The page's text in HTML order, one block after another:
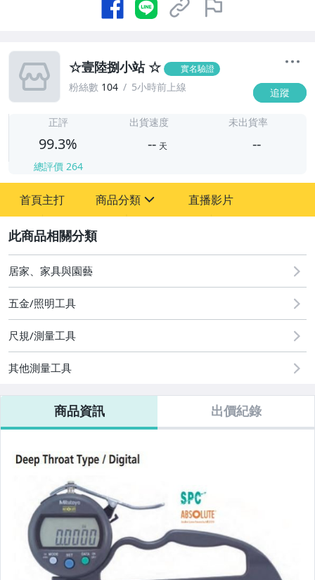
☆壹陸捌小站 ☆ 實名驗證
粉絲數 104 5小時前上線 追蹤
正評
99.3%
總評價 264
出貨速度
-- 天
未出貨率
--
首頁主打 商品分類
居家、家具與園藝
運動、戶外與休閒
直播影片
居家、家具與園藝
五金/照明工具
尺規/測量工具
其他測量工具
商品資訊 出價紀錄